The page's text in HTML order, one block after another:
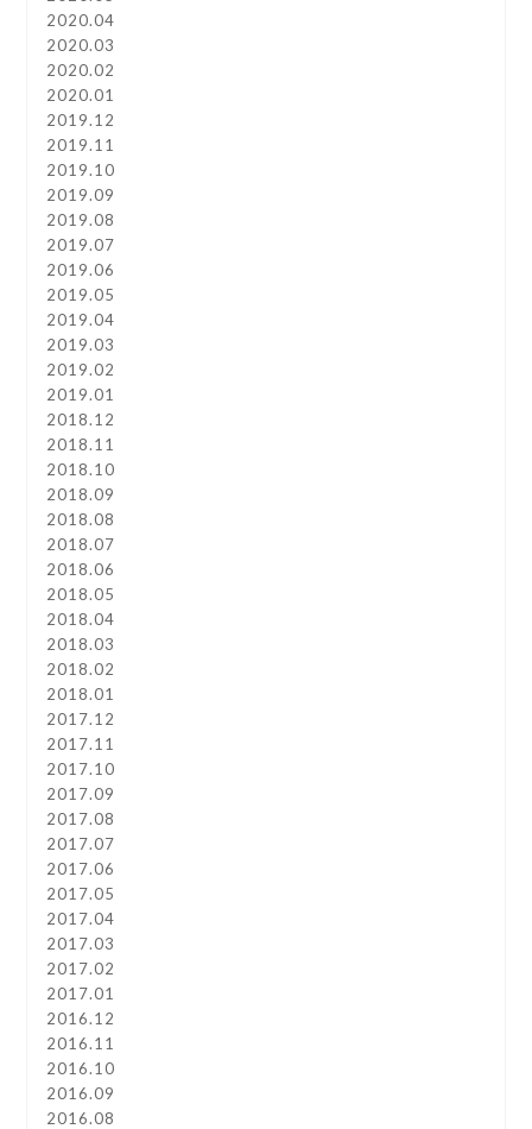
2020.04
2020.03
2020.02
2020.01
2019.12
2019.11
2019.10
2019.09
2019.08
2019.07
2019.06
2019.05
2019.04
2019.03
2019.02
2019.01
2018.12
2018.11
2018.10
2018.09
2018.08
2018.07
2018.06
2018.05
2018.04
2018.03
2018.02
2018.01
2017.12
2017.11
2017.10
2017.09
2017.08
2017.07
2017.06
2017.05
2017.04
2017.03
2017.02
2017.01
2016.12
2016.11
2016.10
2016.09
2016.08